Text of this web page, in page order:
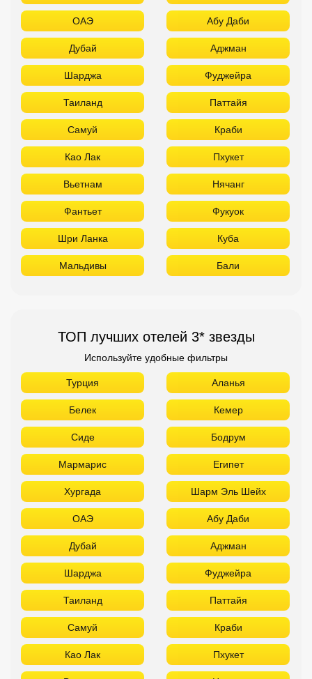
ОАЭ Абу Даби
Дубай Аджман
Шарджа Фуджейра
Таиланд Паттайя
Самуй Краби
Као Лак Пхукет
Вьетнам Нячанг
Фантьет Фукуок
Шри Ланка Куба
Мальдивы Бали
ТОП лучших отелей 3* звезды
Используйте удобные фильтры
Турция Аланья
Белек Кемер
Сиде Бодрум
Мармарис Египет
Хургада Шарм Эль Шейх
ОАЭ Абу Даби
Дубай Аджман
Шарджа Фуджейра
Таиланд Паттайя
Самуй Краби
Као Лак Пхукет